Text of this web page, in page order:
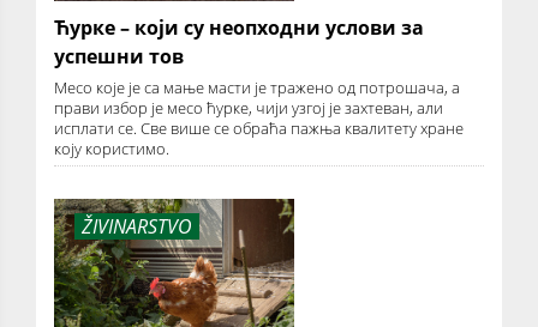
Ћурке – који су неопходни услови за
успешни тов
Месо које је са мање масти је тражено од потрошача, а
прави избор је месо ћурке, чији узгој је захтеван, али
исплати се. Све више се обраћа пажња квалитету хране
коју користимо.
ŽIVINARSTVO